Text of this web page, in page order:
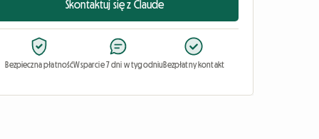
Skontaktuj się z Claude
Bezpieczna płatnośćWsparcie 7 dni w tygodniuBezpłatny kontakt